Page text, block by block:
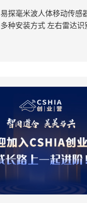
易探毫米波人体移动传感器
多种安装方式 左右雷达识